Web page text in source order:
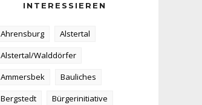
INTERESSIEREN
Ahrensburg
Alstertal
Alstertal/Walddörfer
Ammersbek
Bauliches
Bergstedt
Bürgerinitiative